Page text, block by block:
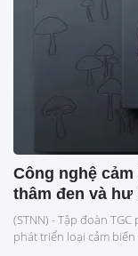
Công nghệ
thâm đen và hư
(STNN) - Tập đoàn
phát triển loại cảm